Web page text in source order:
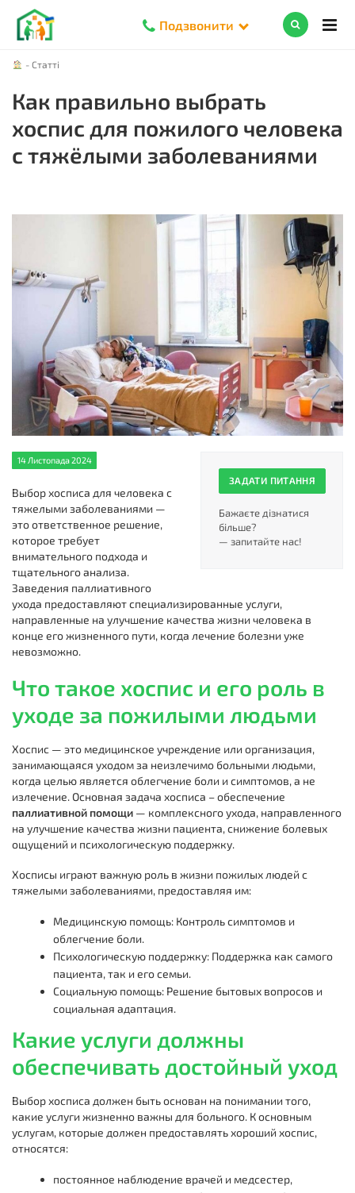
Подзвонити
- Статті
Как правильно выбрать
хоспис для пожилого человека
с тяжёлыми заболеваниями
ЗАДАТИ ПИТАННЯ
Бажаєте дізнатися
більше?
— запитайте нас!
14 Листопада 2024
Выбор хосписа для человека с
тяжелыми заболеваниями —
это ответственное решение,
которое требует
внимательного подхода и
тщательного анализа.
Заведения паллиативного
ухода предоставляют специализированные услуги,
направленные на улучшение качества жизни человека в
конце его жизненного пути, когда лечение болезни уже
невозможно.
Что такое хоспис и его роль в
уходе за пожилыми людьми
Хоспис — это медицинское учреждение или организация,
занимающаяся уходом за неизлечимо больными людьми,
когда целью является облегчение боли и симптомов, а не
излечение. Основная задача хосписа – обеспечение
паллиативной помощи — комплексного ухода, направленного
на улучшение качества жизни пациента, снижение болевых
ощущений и психологическую поддержку.
Хосписы играют важную роль в жизни пожилых людей с
тяжелыми заболеваниями, предоставляя им:
Медицинскую помощь: Контроль симптомов и
облегчение боли.
Психологическую поддержку: Поддержка как самого
пациента, так и его семьи.
Социальную помощь: Решение бытовых вопросов и
социальная адаптация.
Какие услуги должны
обеспечивать достойный уход
Выбор хосписа должен быть основан на понимании того,
какие услуги жизненно важны для больного. К основным
услугам, которые должен предоставлять хороший хоспис,
относятся:
постоянное наблюдение врачей и медсестер,